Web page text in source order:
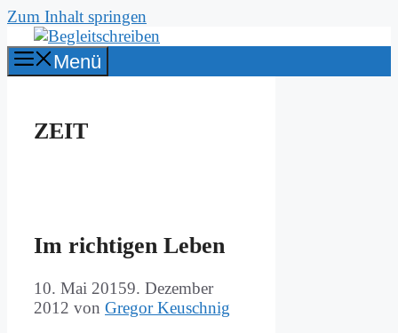
Zum Inhalt springen
Menü
ZEIT
Im rich­ti­gen Le­ben
10. Mai 20159. Dezember
2012 von Gregor Keuschnig